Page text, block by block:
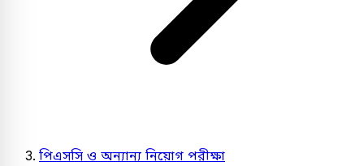
পিএসসি ও অন্যান্য নিয়োগ পরীক্ষা